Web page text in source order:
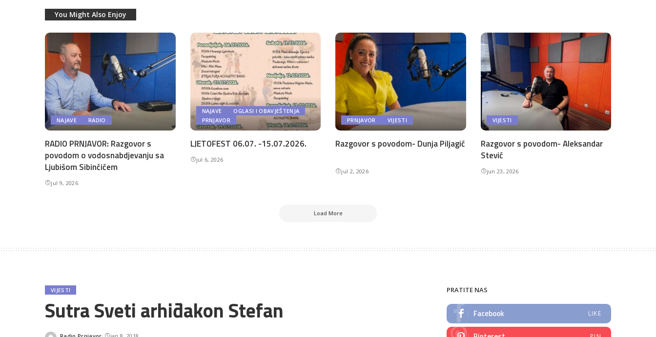
You Might Also Enjoy
NAJAVE RADIO
RADIO PRNJAVOR: Razgovor s
povodom o vodosnabdjevanju sa
Ljubišom Sibinčićem
jul 9, 2026
NAJAVE
OGLASI I OBAVJEŠTENJA
PRNJAVOR
LJETOFEST 06.07. -15.07.2026.
jul 6, 2026
PRNJAVOR VIJESTI
Razgovor s povodom- Dunja Piljagić
jul 2, 2026
VIJESTI
Razgovor s povodom- Aleksandar
Stević
jun 23, 2026
Load More
VIJESTI
Sutra Sveti arhiđakon Stefan
PRATITE NAS
Facebook LIKE